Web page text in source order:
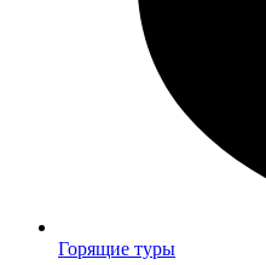
Горящие туры